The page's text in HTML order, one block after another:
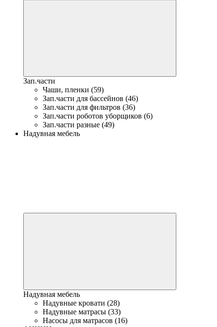
Зап.части
Чаши, пленки (59)
Зап.части для бассейнов (46)
Зап.части для фильтров (36)
Зап.части роботов уборщиков (6)
Зап.части разные (49)
Надувная мебель
Надувная мебель
Надувные кровати (28)
Надувные матрасы (33)
Насосы для матрасов (16)